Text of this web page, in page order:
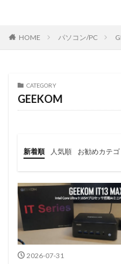
HOME パソコン/PC
CATEGORY
GEEKOM
新着順 人気順 お勧めカテゴ
2026-07-31